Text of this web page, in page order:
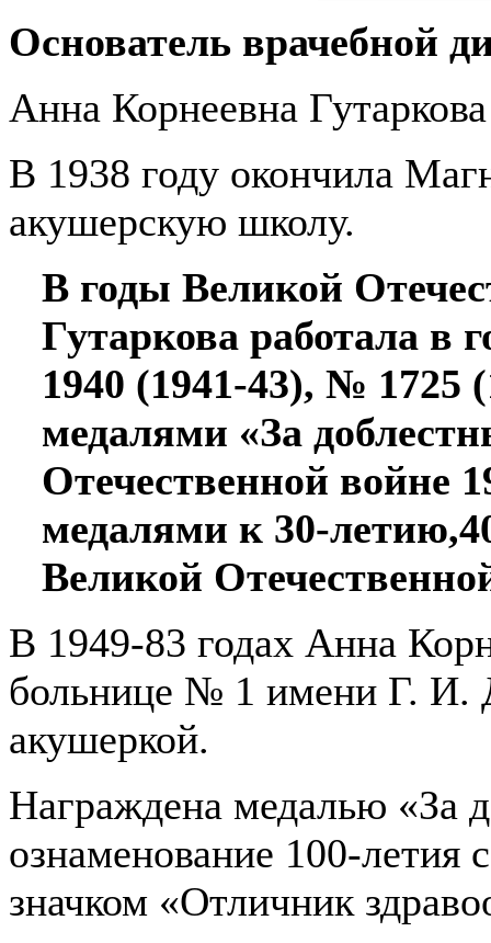
Основатель врачебной
Анна Корнеевна
В 1938 году окончила
акушерскую школу.
В годы Великой
Гутаркова работала в
1940 (1941-43), № 1725
медалями «За
Отечественной войне
медалями к 30-
Великой
В 1949-83 годах Анна
больнице № 1 имени Г.
акушеркой.
Награждена медалью «За
ознаменование 100-
значком «Отличник